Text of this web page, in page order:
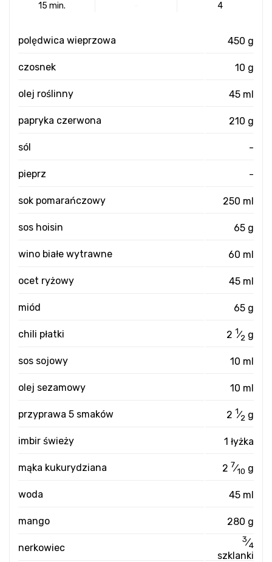
15 min. 4
polędwica wieprzowa 450 g
czosnek 10 g
olej roślinny 45 ml
papryka czerwona 210 g
sól -
pieprz -
sok pomarańczowy 250 ml
sos hoisin 65 g
wino białe wytrawne 60 ml
ocet ryżowy 45 ml
miód 65 g
chili płatki 2 1⁄2 g
sos sojowy 10 ml
olej sezamowy 10 ml
przyprawa 5 smaków 2 1⁄2 g
imbir świeży 1 łyżka
mąka kukurydziana 2 7⁄10 g
woda 45 ml
mango 280 g
nerkowiec
3⁄4
szklanki